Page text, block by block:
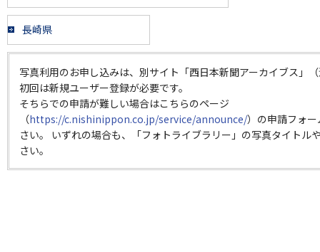
長崎県
写真利用のお申し込みは、別サイト「西日本新聞アーカイブス」
初回は新規ユーザー登録が必要です。
そちらでの申請が難しい場合はこちらのページ
（https://c.nishinippon.co.jp/service/announce/）の申請フォ
さい。 いずれの場合も、「フォトライブラリー」の写真タイトル
さい。